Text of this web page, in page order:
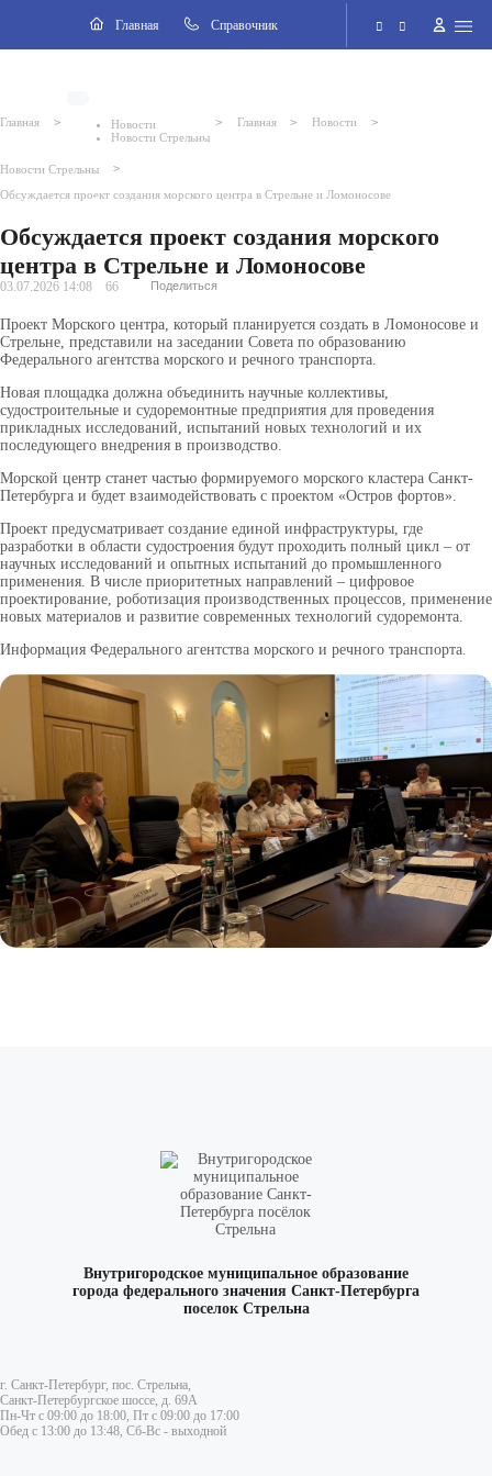
Главная Cправочник
Версия для слабовидящих
Поиск по сайту
Главная >
Новости
Новости Стрельны
> Главная > Новости >
Новости Стрельны >
Обсуждается проект создания морского центра в Стрельне и Ломоносове
Обсуждается проект создания морского
центра в Стрельне и Ломоносове
03.07.2026 14:08 66 Поделиться
Проект Морского центра, который планируется создать в Ломоносове и
Стрельне, представили на заседании Совета по образованию
Федерального агентства морского и речного транспорта.
Новая площадка должна объединить научные коллективы,
судостроительные и судоремонтные предприятия для проведения
прикладных исследований, испытаний новых технологий и их
последующего внедрения в производство.
Морской центр станет частью формируемого морского кластера Санкт-
Петербурга и будет взаимодействовать с проектом «Остров фортов».
Проект предусматривает создание единой инфраструктуры, где
разработки в области судостроения будут проходить полный цикл – от
научных исследований и опытных испытаний до промышленного
применения. В числе приоритетных направлений – цифровое
проектирование, роботизация производственных процессов, применение
новых материалов и развитие современных технологий судоремонта.
Информация Федерального агентства морского и речного транспорта.
Внутригородское муниципальное образование
города федерального значения Санкт-Петербурга
поселок Стрельна
г. Санкт-Петербург, пос. Стрельна,
Санкт-Петербургское шоссе, д. 69А
Пн-Чт с 09:00 до 18:00, Пт с 09:00 до 17:00
Обед с 13:00 до 13:48, Сб-Вс - выходной